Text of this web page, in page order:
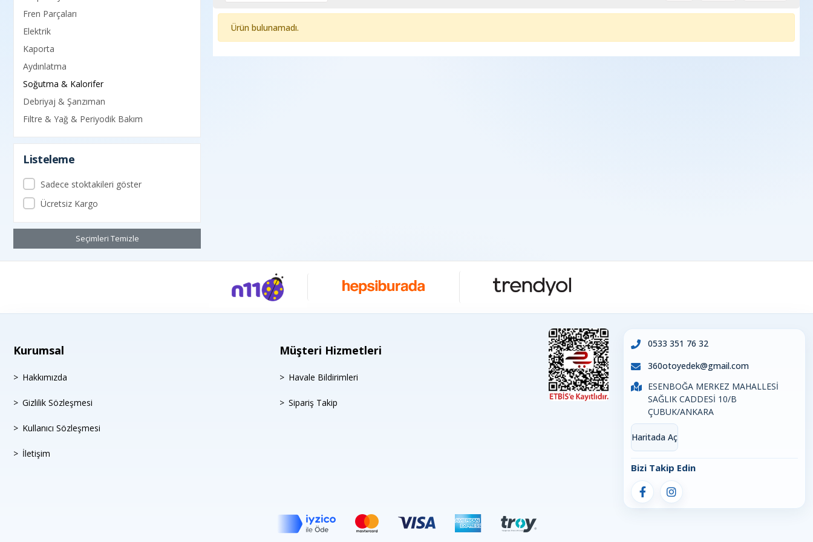
Fren Parçaları
Elektrik
Kaporta
Aydınlatma
Soğutma & Kalorifer
Debriyaj & Şanzıman
Filtre & Yağ & Periyodik Bakım
Listeleme
Sadece stoktakileri göster
Ücretsiz Kargo
Seçimleri Temizle
Ürün bulunamadı.
Kurumsal
Hakkımızda
Gizlilik Sözleşmesi
Kullanıcı Sözleşmesi
İletişim
Müşteri Hizmetleri
Havale Bildirimleri
Sipariş Takip
0533 351 76 32
360otoyedek@gmail.com
ESENBOĞA MERKEZ MAHALLESİ
SAĞLIK CADDESİ 10/B
ÇUBUK/ANKARA
Haritada Aç
Bizi Takip Edin